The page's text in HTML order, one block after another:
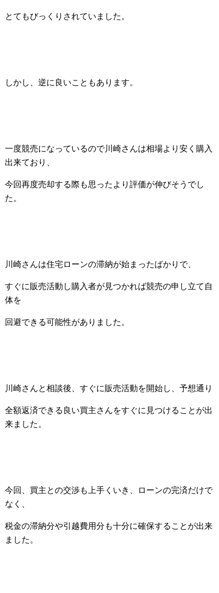
とてもびっくりされていました。
しかし、逆に良いこともあります。
一度競売になっているので川崎さんは相場より安く購入
出来ており、
今回再度売却する際も思ったより評価が伸びそうでし
た。
川崎さんは住宅ローンの滞納が始まったばかりで、
すぐに販売活動し購入者が見つかれば競売の申し立て自
体を
回避できる可能性がありました。
川崎さんと相談後、すぐに販売活動を開始し、予想通り
全額返済できる良い買主さんをすぐに見つけることが出
来ました。
今回、買主との交渉も上手くいき、ローンの完済だけで
なく、
税金の滞納分や引越費用分も十分に確保することが出来
ました。